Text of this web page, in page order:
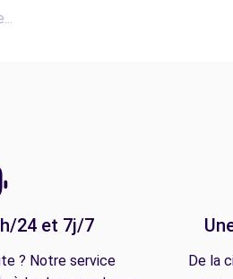
24 et 7j/7
? Notre service
De la